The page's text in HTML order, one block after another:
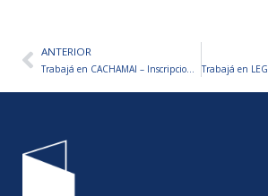
AntANTERIOR
Trabajá en CACHAMAI – Inscripciones abiertas